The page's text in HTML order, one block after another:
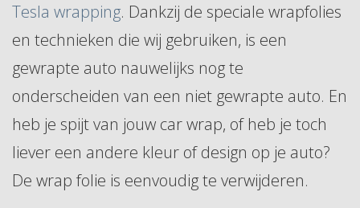
Tesla wrapping. Dankzij de speciale wrapfolies
en technieken die wij gebruiken, is een
gewrapte auto nauwelijks nog te
onderscheiden van een niet gewrapte auto. En
heb je spijt van jouw car wrap, of heb je toch
liever een andere kleur of design op je auto?
De wrap folie is eenvoudig te verwijderen.